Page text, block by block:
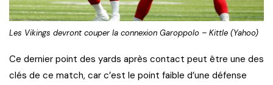
Les Vikings devront couper la connexion Garoppolo – Kittle (Yahoo)
Ce dernier point des yards après contact peut être une des
clés de ce match, car c’est le point faible d’une défense